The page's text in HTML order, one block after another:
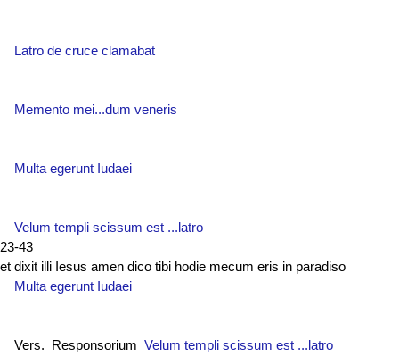
Latro de cruce clamabat
Memento mei...dum veneris
Multa egerunt Iudaei
Velum templi scissum est ...latro
23-43
et dixit illi Iesus amen dico tibi hodie mecum eris in paradiso
Multa egerunt Iudaei
Vers. Responsorium Velum templi scissum est ...latro